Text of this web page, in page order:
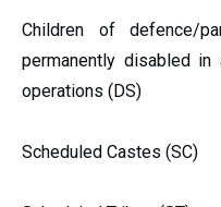
Children of defence/
permanently disabled in
operations (DS)
Scheduled Castes (SC)